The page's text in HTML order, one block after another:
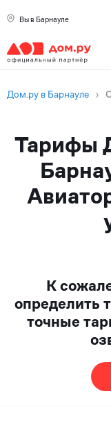
Вы в Барнауле
Дом.ру в Барнауле ›
Тарифы
К
определить
точные